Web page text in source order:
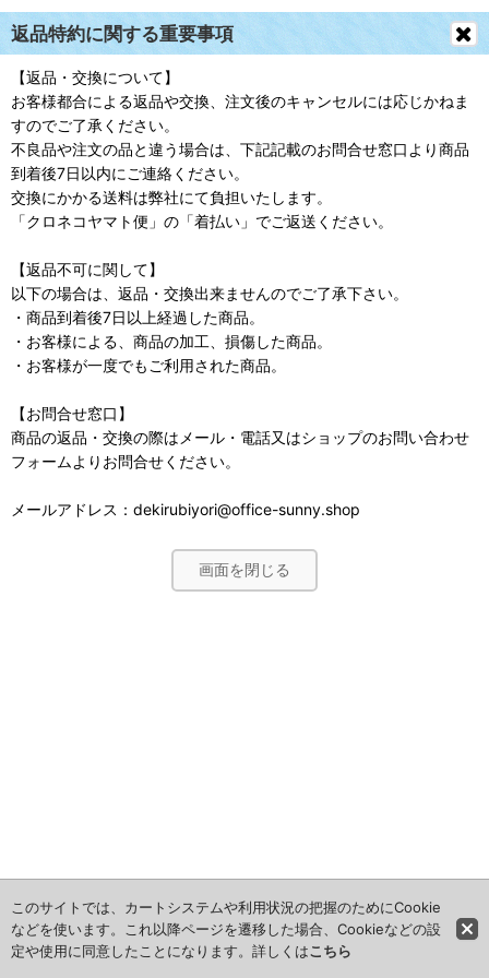
返品特約に関する重要事項
【返品・交換について】
お客様都合による返品や交換、注文後のキャンセルには応じかねま
すのでご了承ください。
不良品や注文の品と違う場合は、下記記載のお問合せ窓口より商品
到着後7日以内にご連絡ください。
交換にかかる送料は弊社にて負担いたします。
「クロネコヤマト便」の「着払い」でご返送ください。
【返品不可に関して】
以下の場合は、返品・交換出来ませんのでご了承下さい。
・商品到着後7日以上経過した商品。
・お客様による、商品の加工、損傷した商品。
・お客様が一度でもご利用された商品。
【お問合せ窓口】
商品の返品・交換の際はメール・電話又はショップのお問い合わせ
フォームよりお問合せください。
メールアドレス：dekirubiyori@office-sunny.shop
画面を閉じる
このサイトでは、カートシステムや利用状況の把握のためにCookie
などを使います。これ以降ページを遷移した場合、Cookieなどの設
定や使用に同意したことになります。詳しくはこちら